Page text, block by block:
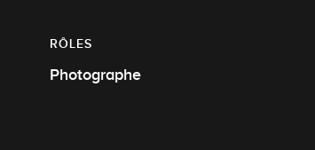
RÔLES
Photographe